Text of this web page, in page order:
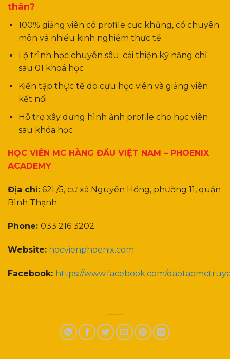
thân?
100% giảng viên có profile cực khủng, có chuyên
môn và nhiều kinh nghiệm thực tế
Lộ trình học chuyên sâu: cải thiện kỹ năng chỉ
sau 01 khoá học
Kiến tập thực tế do cựu học viên và giảng viên
kết nối
Hỗ trợ xây dựng hình ảnh profile cho học viên
sau khóa học
HỌC VIÊN MC HÀNG ĐẦU VIỆT NAM – PHOENIX
ACADEMY
Địa chỉ: 62L/5, cư xá Nguyên Hồng, phường 11, quận
Bình Thạnh
Phone: 033 216 3202
Website: hocvienphoenix.com
Facebook: https://www.facebook.com/